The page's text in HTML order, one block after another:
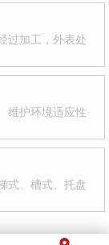
过加工，外表处
维护环境适应性
式、槽式、托盘